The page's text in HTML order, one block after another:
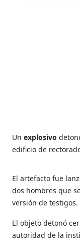
Unexplosivo
edificio de
El artefacto fue
dos hombres que
versión de testigos.
El objeto detonó
autoridad de la